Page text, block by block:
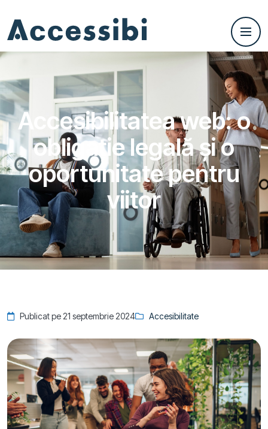
Accesibilitatea web: o
obligație legală și o
oportunitate pentru
viitor
Publicat pe 21 septembrie 2024 Accesibilitate